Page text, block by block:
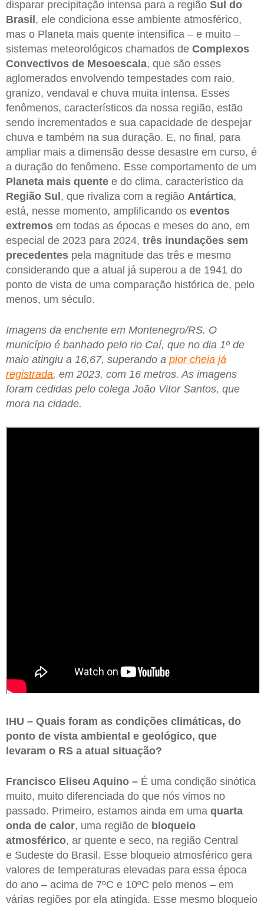
disparar precipitação intensa para a região Sul do
Brasil , ele condiciona esse ambiente atmosférico,
mas o Planeta mais quente intensifica – e muito –
sistemas meteorológicos chamados de Complexos
Convectivos de Mesoescala, que são esses
aglomerados envolvendo tempestades com raio,
granizo, vendaval e chuva muita intensa. Esses
fenômenos, característicos da nossa região, estão
sendo incrementados e sua capacidade de despejar
chuva e também na sua duração. E, no final, para
ampliar mais a dimensão desse desastre em curso, é
a duração do fenômeno. Esse comportamento de um
Planeta mais quente e do clima, característico da
Região Sul , que rivaliza com a região Antártica,
está, nesse momento, amplificando os eventos
extremos em todas as épocas e meses do ano, em
especial de 2023 para 2024, três inundações sem
precedentes pela magnitude das três e mesmo
considerando que a atual já superou a de 1941 do
ponto de vista de uma comparação histórica de, pelo
menos, um século.
Imagens da enchente em Montenegro/RS. O
município é banhado pelo rio Caí, que no dia 1º de
maio atingiu a 16,67, superando a pior cheia já
registrada, em 2023, com 16 metros. As imagens
foram cedidas pelo colega João Vitor Santos, que
mora na cidade.
IHU – Quais foram as condições climáticas, do
ponto de vista ambiental e geológico, que
levaram o RS a atual situação?
Francisco Eliseu Aquino – É uma condição sinótica
muito, muito diferenciada do que nós vimos no
passado. Primeiro, estamos ainda em uma quarta
onda de calor, uma região de bloqueio
atmosférico, ar quente e seco, na região Central
e Sudeste do Brasil. Esse bloqueio atmosférico gera
valores de temperaturas elevadas para essa época
do ano – acima de 7ºC e 10ºC pelo menos – em
várias regiões por ela atingida. Esse mesmo bloqueio